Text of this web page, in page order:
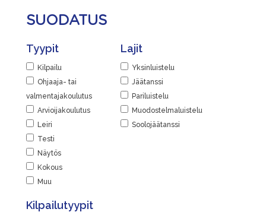
SUODATUS
Tyypit
Kilpailu
Ohjaaja- tai
valmentajakoulutus
Arvioijakoulutus
Leiri
Testi
Näytös
Kokous
Muu
Lajit
Yksinluistelu
Jäätanssi
Pariluistelu
Muodostelmaluistelu
Soolojäätanssi
Kilpailutyypit